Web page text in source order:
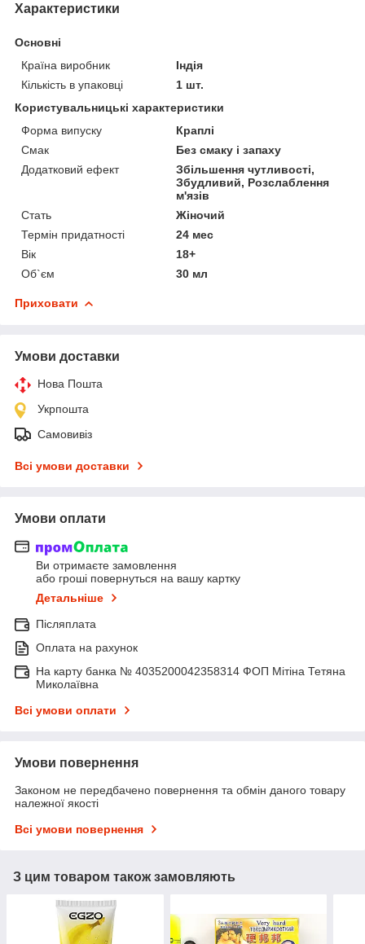
Характеристики
Основні
Країна виробник
Індія
Кількість в упаковці
1 шт.
Користувальницькі характеристики
Форма випуску
Краплі
Смак
Без смаку і запаху
Додатковий ефект
Збільшення чутливості,
Збудливий, Розслаблення
м'язів
Стать
Жіночий
Термін придатності
24 мес
Вік
18+
Об`єм
30 мл
Приховати
Умови доставки
Нова Пошта
Укрпошта
Самовивіз
Всі умови доставки
Умови оплати
Ви отримаєте замовлення
або гроші повернуться на вашу картку
Детальніше
Післяплата
Оплата на рахунок
На карту банка № 4035200042358314 ФОП Мітіна Тетяна
Миколаївна
Всі умови оплати
Умови повернення
Законом не передбачено повернення та обмін даного товару
належної якості
Всі умови повернення
З цим товаром також замовляють